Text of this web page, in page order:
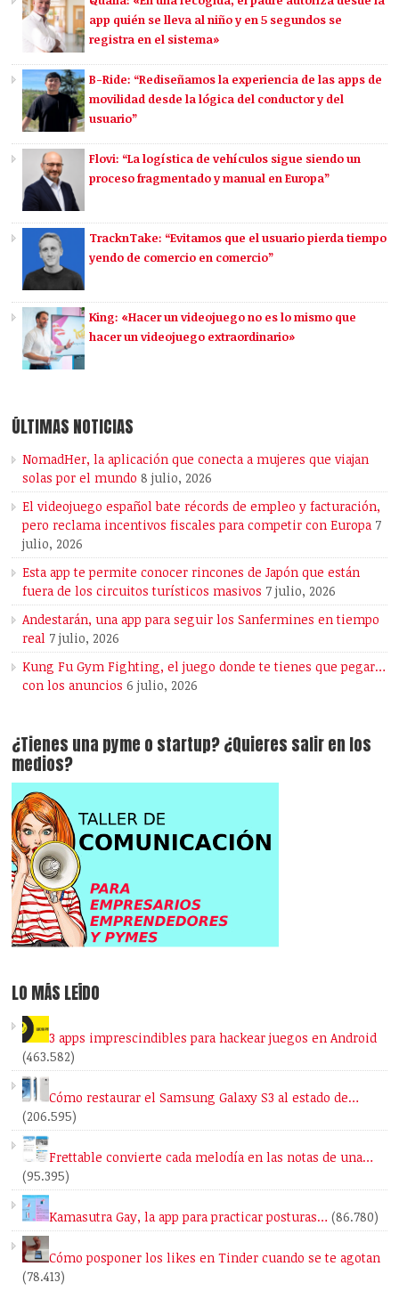
app quién se lleva al niño y en 5 segundos se
registra en el sistema»
B-Ride: “Rediseñamos la experiencia de las apps de
movilidad desde la lógica del conductor y del
usuario”
Flovi: “La logística de vehículos sigue siendo un
proceso fragmentado y manual en Europa”
TracknTake: “Evitamos que el usuario pierda tiempo
yendo de comercio en comercio”
King: «Hacer un videojuego no es lo mismo que
hacer un videojuego extraordinario»
ÚLTIMAS NOTICIAS
NomadHer, la aplicación que conecta a mujeres que viajan
solas por el mundo 8 julio, 2026
El videojuego español bate récords de empleo y facturación,
pero reclama incentivos fiscales para competir con Europa 7
julio, 2026
Esta app te permite conocer rincones de Japón que están
fuera de los circuitos turísticos masivos 7 julio, 2026
Andestarán, una app para seguir los Sanfermines en tiempo
real 7 julio, 2026
Kung Fu Gym Fighting, el juego donde te tienes que pegar…
con los anuncios 6 julio, 2026
¿Tienes una pyme o startup? ¿Quieres salir en los
medios?
LO MÁS LEÍDO
3 apps imprescindibles para hackear juegos en Android
(463.582)
Cómo restaurar el Samsung Galaxy S3 al estado de…
(206.595)
Frettable convierte cada melodía en las notas de una…
(95.395)
Kamasutra Gay, la app para practicar posturas… (86.780)
Cómo posponer los likes en Tinder cuando se te agotan
(78.413)